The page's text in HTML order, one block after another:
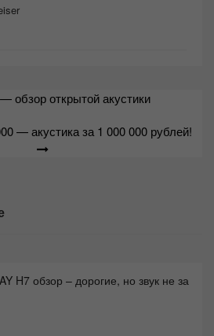
обзор открытой акустики
— акустика за 1 000 000 рублей!
H7 обзор – дорогие, но звук не за